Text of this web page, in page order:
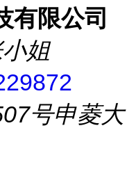
有限公司
姐
号申菱大